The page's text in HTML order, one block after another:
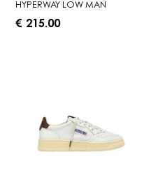
HYPERWAY LOW MAN
€ 215.00